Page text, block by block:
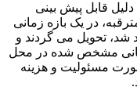
قابل پیش بینی
در یک بازه زمانی
شد، تحویل می گردند و
مشخص شده در محل
مسئولیت و هزینه